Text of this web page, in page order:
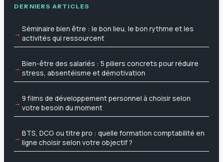
DERNIERS ARTICLES
Séminaire bien être : le bon lieu, le bon rythme et les
activités qui ressourcent
Bien-être des salariés : 5 piliers concrets pour réduire
stress, absentéisme et démotivation
9 films de développement personnel à choisir selon
votre besoin du moment
BTS, DCG ou titre pro : quelle formation comptabilité en
ligne choisir selon votre objectif ?